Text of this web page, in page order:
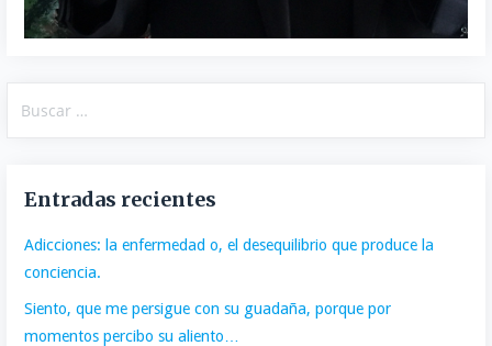
Entradas recientes
Adicciones: la enfermedad o, el desequilibrio que produce la
conciencia.
Siento, que me persigue con su guadaña, porque por
momentos percibo su aliento…